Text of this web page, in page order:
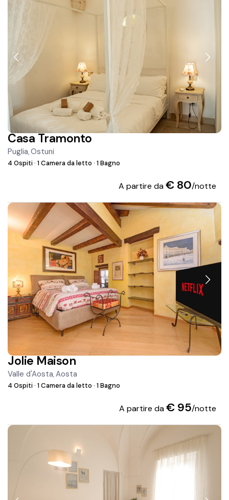
Casa Tramonto
Puglia,Ostuni
4 Ospiti· 1 Camera da letto· 1 Bagno
A partire da€ 80/notte
Jolie Maison
Valle d'Aosta,Aosta
4 Ospiti· 1 Camera da letto· 1 Bagno
A partire da€ 95/notte